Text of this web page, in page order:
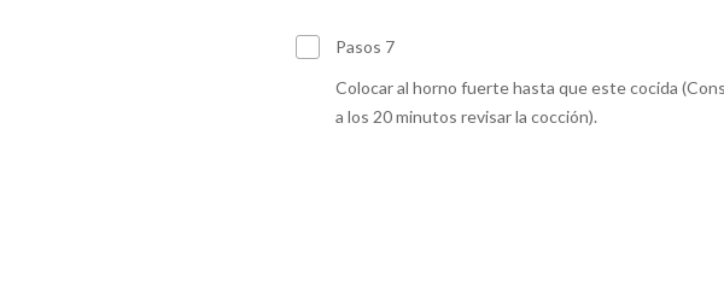
Pasos 7
Colocar al horno fuerte hasta que este cocida
a los 20 minutos revisar la cocción).